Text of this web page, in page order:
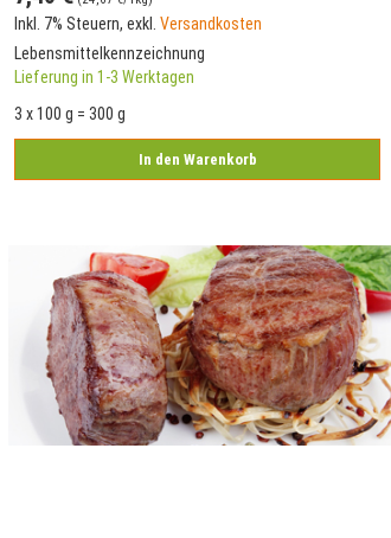
Inkl. 7% Steuern,exkl.Versandkosten
Lebensmittelkennzeichnung
Lieferung in 1-3 Werktagen
3 x 100 g = 300 g
In den Warenkorb